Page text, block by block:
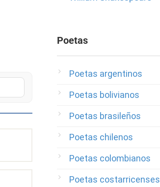
Poetas
Poetas argentinos
Poetas bolivianos
Poetas brasileños
Poetas chilenos
Poetas colombianos
Poetas costarricenses